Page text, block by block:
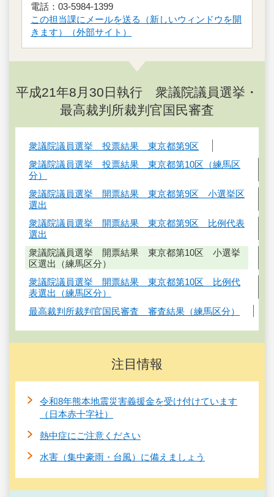
電話：03-5984-1399
この担当課にメールを送る（新しいウィンドウを開
きます）（外部サイト）
平成21年8月30日執行 衆議院議員選挙・
最高裁判所裁判官国民審査
衆議院議員選挙 投票結果 東京都第9区
衆議院議員選挙 投票結果 東京都第10区（練馬区
分）
衆議院議員選挙 開票結果 東京都第9区 小選挙区
選出
衆議院議員選挙 開票結果 東京都第9区 比例代表
選出
衆議院議員選挙 開票結果 東京都第10区 小選挙
区選出（練馬区分）
衆議院議員選挙 開票結果 東京都第10区 比例代
表選出（練馬区分）
最高裁判所裁判官国民審査 審査結果（練馬区分）
注目情報
令和8年熊本地震災害義援金を受け付けています
（日本赤十字社）
熱中症にご注意ください
水害（集中豪雨・台風）に備えましょう